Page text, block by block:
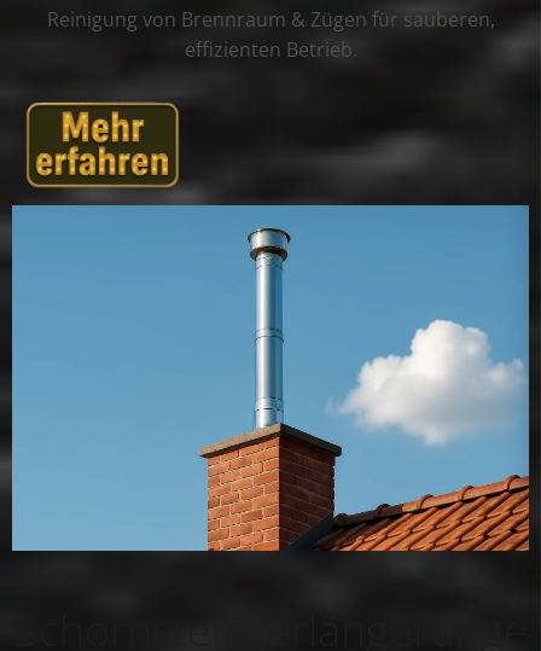
Reinigung von Brennraum & Zügen für sauberen,
effizienten Betrieb.